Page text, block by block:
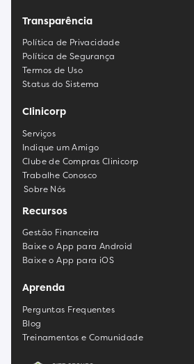
Transparência
Política de Privacidade
Política de Segurança
Termos de Uso
Status do Sistema
Clinicorp
Serviços
Indique um Amigo
Clube de Compras Clinicorp
Trabalhe Conosco
Sobre Nós
Recursos
Gestão Financeira
Baixe o App para Android
Baixe o App para iOS
Aprenda
Perguntas Frequentes
Blog
Treinamentos e Comunidade